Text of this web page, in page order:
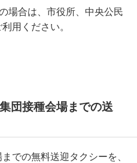
場合は、市役所、中央公民
用ください。
団接種会場までの送
での無料送迎タクシーを、